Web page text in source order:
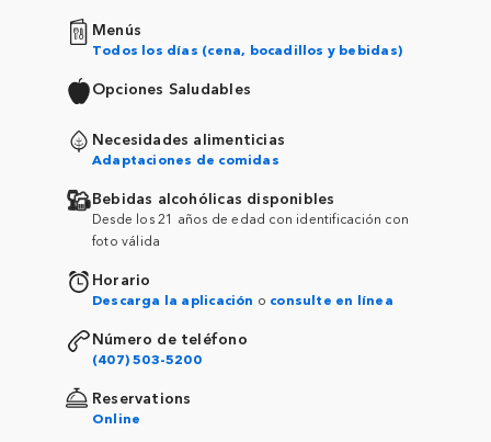
Menús
Todos los días (cena, bocadillos y bebidas)
Opciones Saludables
Necesidades alimenticias
Adaptaciones de comidas
Bebidas alcohólicas disponibles
Desde los 21 años de edad con identificación con
foto válida
Horario
Descarga la aplicación o consulte en línea
Número de teléfono
(407) 503-5200
Reservations
Online